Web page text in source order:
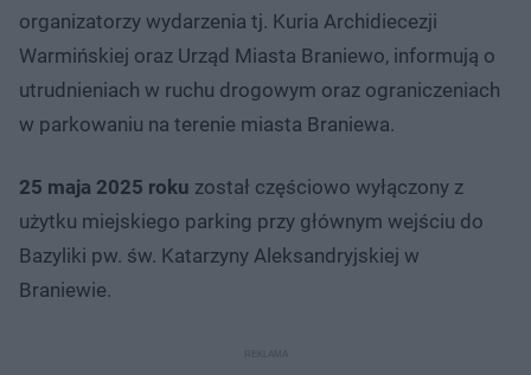
organizatorzy wydarzenia tj. Kuria Archidiecezji
Warmińskiej oraz Urząd Miasta Braniewo, informują o
utrudnieniach w ruchu drogowym oraz ograniczeniach
w parkowaniu na terenie miasta Braniewa.
25 maja 2025 roku został częściowo wyłączony z
użytku miejskiego parking przy głównym wejściu do
Bazyliki pw. św. Katarzyny Aleksandryjskiej w
Braniewie.